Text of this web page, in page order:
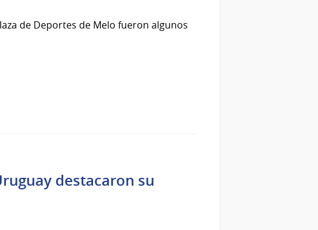
de Deportes de Melo fueron algunos
destacaron su